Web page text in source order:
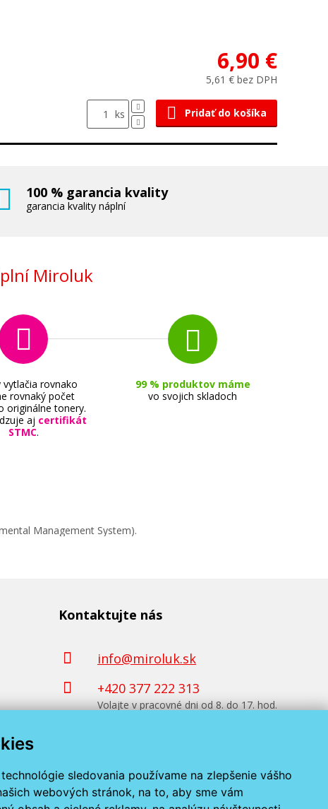
sledovania používame na zlepšenie vášho
webových stránok, na to, aby sme vám
6,90 €
5,61 € bez DPH
ks Pridať do košíka
100 % garancia kvality
garancia kvality náplní
Miroluk
vytlačia rovnako
rovnaký počet
originálne tonery.
aj certifikát
STMC.
99 % produktov máme
vo svojich skladoch
Management System).
Kontaktujte nás
info@miroluk.sk
+420 377 222 313
Volajte v pracovné dni od 8. do 17. hod.